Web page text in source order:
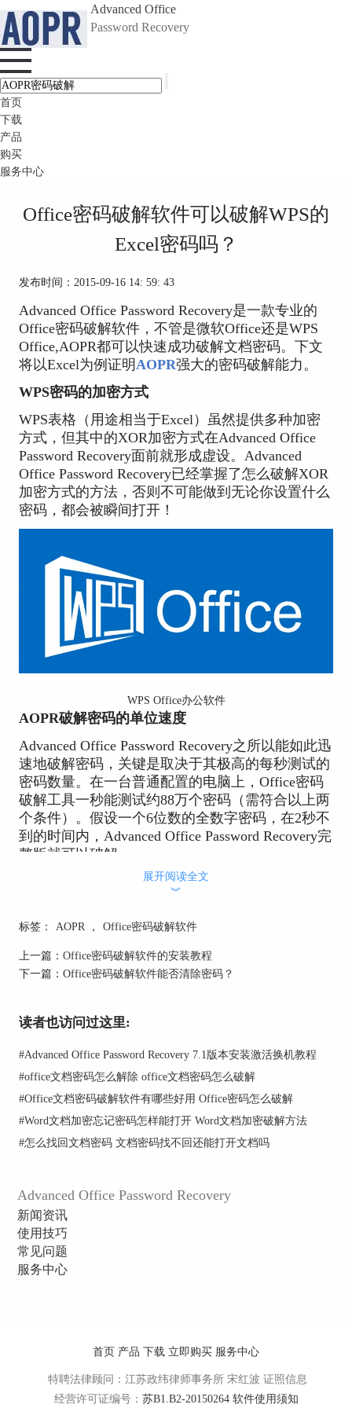
Advanced Office
Password Recovery
首页
下载
产品
购买
服务中心
Office密码破解软件可以破解WPS的
Excel密码吗？
发布时间：2015-09-16 14: 59: 43
Advanced Office Password Recovery是一款专业的
Office密码破解软件，不管是微软Office还是WPS
Office,AOPR都可以快速成功破解文档密码。下文
将以Excel为例证明AOPR强大的密码破解能力。
WPS密码的加密方式
WPS表格（用途相当于Excel）虽然提供多种加密
方式，但其中的XOR加密方式在Advanced Office
Password Recovery面前就形成虚设。Advanced
Office Password Recovery已经掌握了怎么破解XOR
加密方式的方法，否则不可能做到无论你设置什么
密码，都会被瞬间打开！
WPS Office办公软件
AOPR破解密码的单位速度
Advanced Office Password Recovery之所以能如此迅
速地破解密码，关键是取决于其极高的每秒测试的
密码数量。在一台普通配置的电脑上，Office密码
破解工具一秒能测试约88万个密码（需符合以上两
个条件）。假设一个6位数的全数字密码，在2秒不
到的时间内，Advanced Office Password Recovery完
整版就可以破解。
AOPR破解密码的时间
为“2012.xls”的普通方式加密的Excel文档，然后用
破解。3秒之后，软件窗口就会弹出一个含有密码
的结果对话框。破解一个普通加密方式的Excel文
测试一下！
破解只需3秒。当然，这个3秒破解Excel文档密码
是有两个条件的。
1、Excel文档保存格式必须为标准的“.XLS ”格式
（同理，Word文档保存为“.DOC”格式，PPT文档
为“.PPT格式”）；
或2007）的默认加密方式。
温馨提示：实际破解时间因实际环境不同而会有所
改变。
使用者可能诧异于AOPR如此迅速的破解能力，但
展开阅读全文
︾
标签： AOPR ， Office密码破解软件
上一篇： Office密码破解软件的安装教程
下一篇： Office密码破解软件能否清除密码？
读者也访问过这里:
#Advanced Office Password Recovery 7.1版本安装激活换机教程
#office文档密码怎么解除 office文档密码怎么破解
#Office文档密码破解软件有哪些好用 Office密码怎么破解
#Word文档加密忘记密码怎样能打开 Word文档加密破解方法
#怎么找回文档密码 文档密码找不回还能打开文档吗
Advanced Office Password Recovery
新闻资讯
使用技巧
常见问题
服务中心
首页 产品 下载 立即购买 服务中心
特聘法律顾问：江苏政纬律师事务所 宋红波 证照信息
经营许可证编号： 苏B1.B2-20150264 软件使用须知